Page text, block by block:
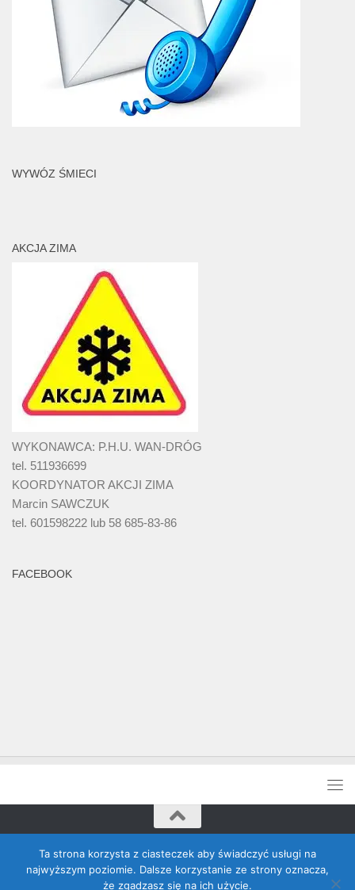
WYWÓZ ŚMIECI
AKCJA ZIMA
WYKONAWCA: P.H.U. WAN-DRÓG
tel. 511936699
KOORDYNATOR AKCJI ZIMA
Marcin SAWCZUK
tel. 601598222 lub 58 685-83-86
FACEBOOK
Rada Banino © 2026. Wszelkie prawa zastrzeżone
Ta strona korzysta z ciasteczek aby świadczyć usługi na
najwyższym poziomie. Dalsze korzystanie ze strony oznacza,
że zgadzasz się na ich użycie.